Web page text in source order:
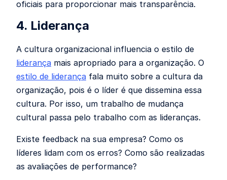
oficiais para proporcionar mais transparência.
4. Liderança
A cultura organizacional influencia o estilo de
liderança mais apropriado para a organização. O
estilo de liderança fala muito sobre a cultura da
organização, pois é o líder é que dissemina essa
cultura. Por isso, um trabalho de mudança
cultural passa pelo trabalho com as lideranças.
Existe feedback na sua empresa? Como os
líderes lidam com os erros? Como são realizadas
as avaliações de performance?